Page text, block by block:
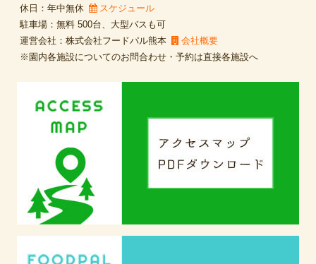
休日：年中無休
スケジュール
駐車場：無料 500台、大型バスも可
運営会社：株式会社フードパル熊本
会社概要
※園内各施設についてのお問合わせ・予約は直接各施設へ